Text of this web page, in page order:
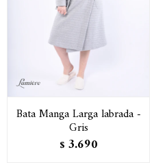
Bata Manga Larga labrada -
Gris
$ 3.690